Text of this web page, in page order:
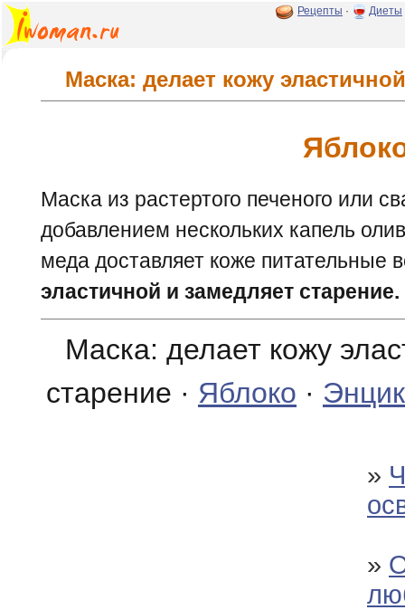
Рецепты · Диеты
Маска: делает кожу
Маска из растертого печеного или
добавлением нескольких капель
меда доставляет коже питательные
эластичной и замедляет старение.
Маска: делает кожу
старение · Яблоко ·
»
»